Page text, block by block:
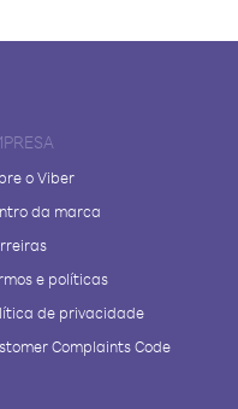
o Viber
da marca
e políticas
de privacidade
Complaints Code